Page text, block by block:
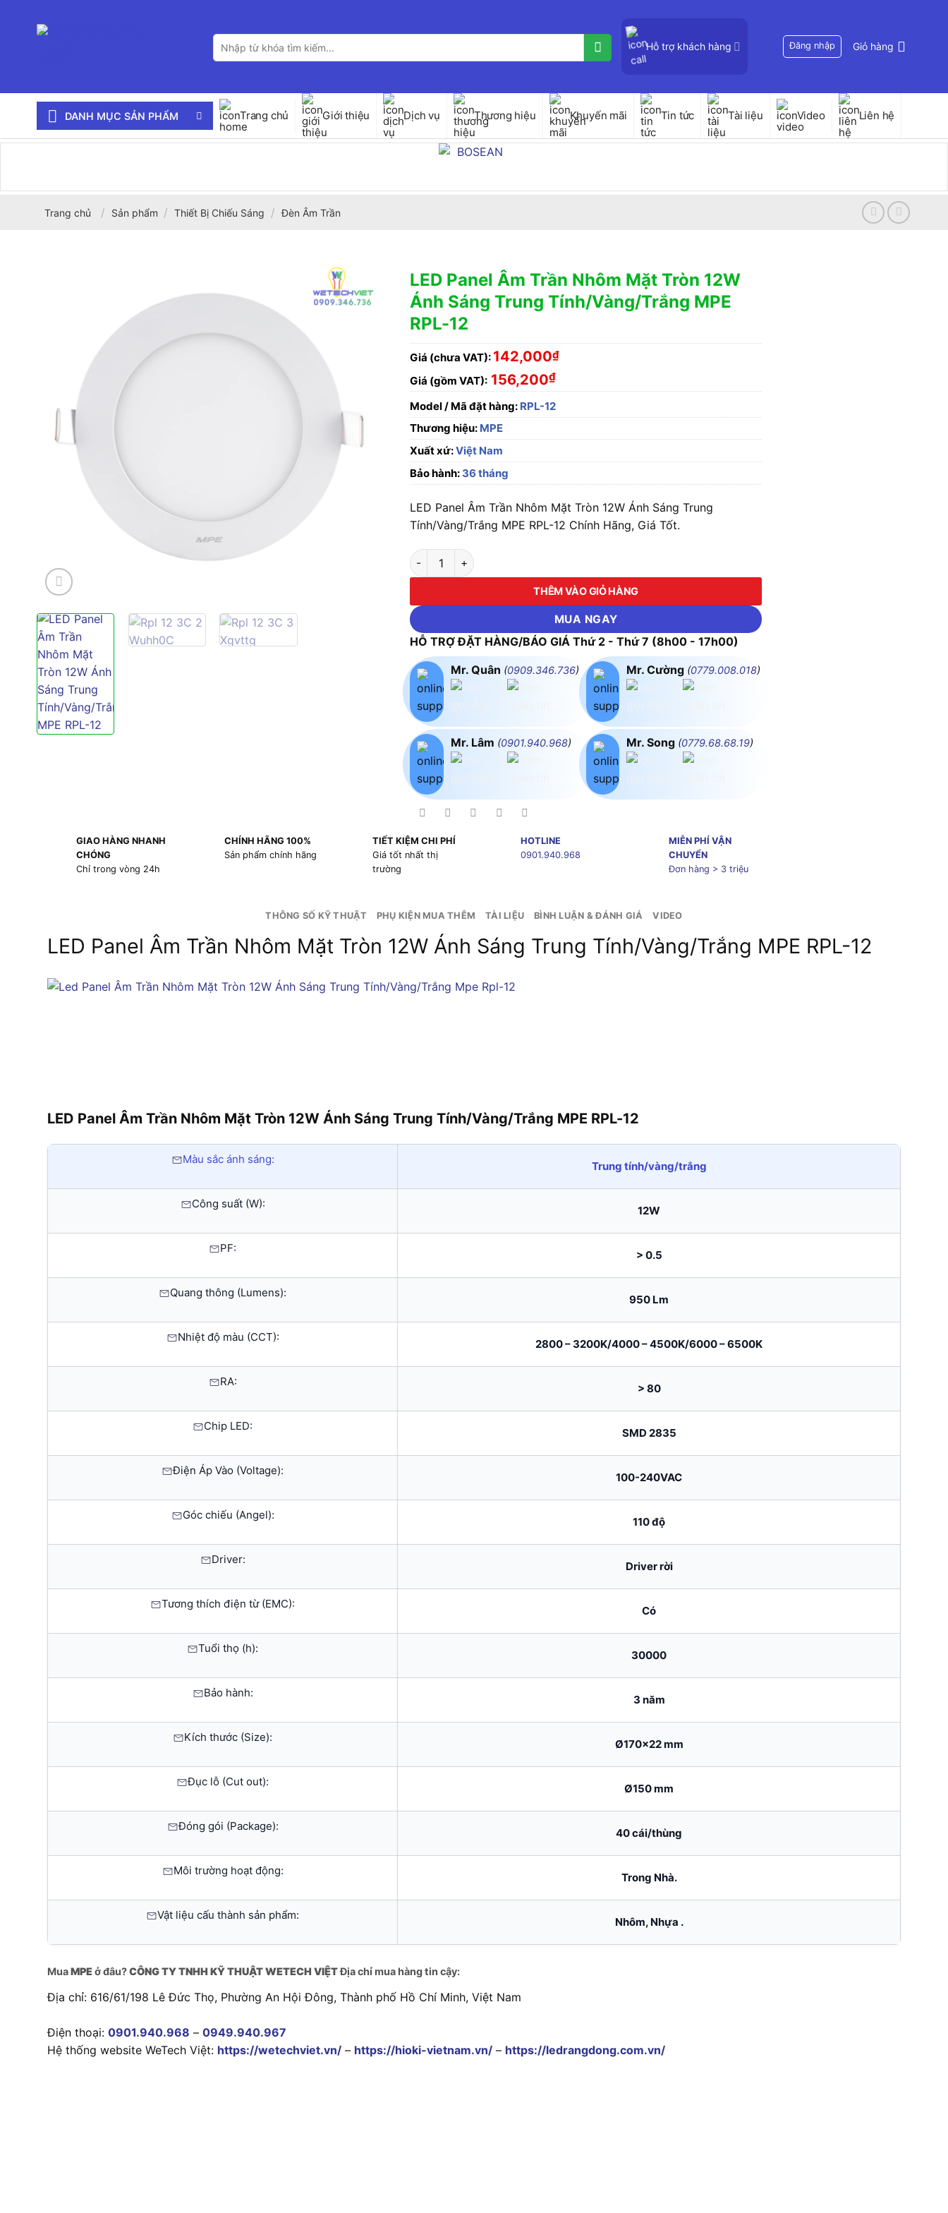
Tìm
kiếm:
Hỗ trợ khách hàng Đăng nhập Giỏ hàng
DANH MỤC SẢN PHẨM Trang chủ Giới thiệu Dịch vụ Thương hiệu Khuyến mãi Tin tức Tài liệu Video Liên hệ
Trang chủ / Sản phẩm / Thiết Bị Chiếu Sáng / Đèn Âm Trần
LED Panel Âm Trần Nhôm Mặt Tròn 12W
Ánh Sáng Trung Tính/Vàng/Trắng MPE
RPL-12
Giá (chưa VAT): 142,000₫
Giá (gồm VAT): 156,200₫
Model / Mã đặt hàng: RPL-12
Thương hiệu: MPE
Xuất xứ:Việt Nam
Bảo hành: 36 tháng
LED Panel Âm Trần Nhôm Mặt Tròn 12W Ánh Sáng Trung
Tính/Vàng/Trắng MPE RPL-12 Chính Hãng, Giá Tốt.
LED Panel Âm Trần Nhôm Mặt Tròn 12W Ánh Sáng Trung Tính/Vàng/Trắng MPE RPL-12 số lượng
THÊM VÀO GIỎ HÀNG
MUA NGAY
HỖ TRỢ ĐẶT HÀNG/BÁO GIÁ Thứ 2 - Thứ 7 (8h00 - 17h00)
Mr. Quân (0909.346.736)
Mr. Lâm (0901.940.968)
Mr. Cường (0779.008.018)
Mr. Song (0779.68.68.19)
GIAO HÀNG NHANH
CHÓNG
Chỉ trong vòng 24h
CHÍNH HÃNG 100%
Sản phẩm chính hãng
TIẾT KIỆM CHI PHÍ
Giá tốt nhất thị
trường
HOTLINE
0901.940.968
MIỄN PHÍ VẬN
CHUYỂN
Đơn hàng > 3 triệu
THÔNG SỐ KỸ THUẬT PHỤ KIỆN MUA THÊM TÀI LIỆU BÌNH LUẬN & ĐÁNH GIÁ VIDEO
LED Panel Âm Trần Nhôm Mặt Tròn 12W Ánh Sáng Trung Tính/Vàng/Trắng MPE RPL-12
LED Panel Âm Trần Nhôm Mặt Tròn 12W Ánh Sáng Trung Tính/Vàng/Trắng MPE RPL-12
Màu sắc ánh sáng:
Trung tính/vàng/trắng
Công suất (W):
12W
PF:
> 0.5
Quang thông (Lumens):
950 Lm
Nhiệt độ màu (CCT):
2800 – 3200K/4000 – 4500K/6000 – 6500K
RA:
> 80
Chip LED:
SMD 2835
Điện Áp Vào (Voltage):
100-240VAC
Góc chiếu (Angel):
110 độ
Driver:
Driver rời
Tương thích điện từ (EMC):
Có
Tuổi thọ (h):
30000
Bảo hành:
3 năm
Kích thước (Size):
Ø170×22 mm
Đục lỗ (Cut out):
Ø150 mm
Đóng gói (Package):
40 cái/thùng
Môi trường hoạt động:
Trong Nhà.
Vật liệu cấu thành sản phẩm:
Nhôm, Nhựa .
MuaMPEở đâu?CÔNG TY TNHH KỸ THUẬT WETECH VIỆTĐịa chỉ mua hàng tin cậy:
Địa chỉ: 616/61/198 Lê Đức Thọ, Phường An Hội Đông, Thành phố Hồ Chí Minh, Việt Nam
Điện thoại: 0901.940.968 – 0949.940.967
Hệ thống website WeTech Việt: https://wetechviet.vn/ – https://hioki-vietnam.vn/ – https://ledrangdong.com.vn/